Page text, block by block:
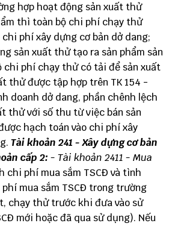
hợp hoạt động sản xuất thử
thì toàn bộ chi phí chạy thử
phí xây dựng cơ bản dở dang;
sản xuất thử tạo ra sản phẩm sản
phí chạy thử có tải để sản xuất
thử được tập hợp trên TK 154 -
doanh dở dang, phần chênh lệch
thử với số thu từ việc bán sản
hạch toán vào chi phí xây
Tài khoản 241 - Xây dựng cơ bản
cấp 2: - Tài khoản 2411 - Mua
chi phí mua sắm TSCĐ và tình
mua sắm TSCĐ trong trường
chạy thử trước khi đưa vào sử
mới hoặc đã qua sử dụng). Nếu